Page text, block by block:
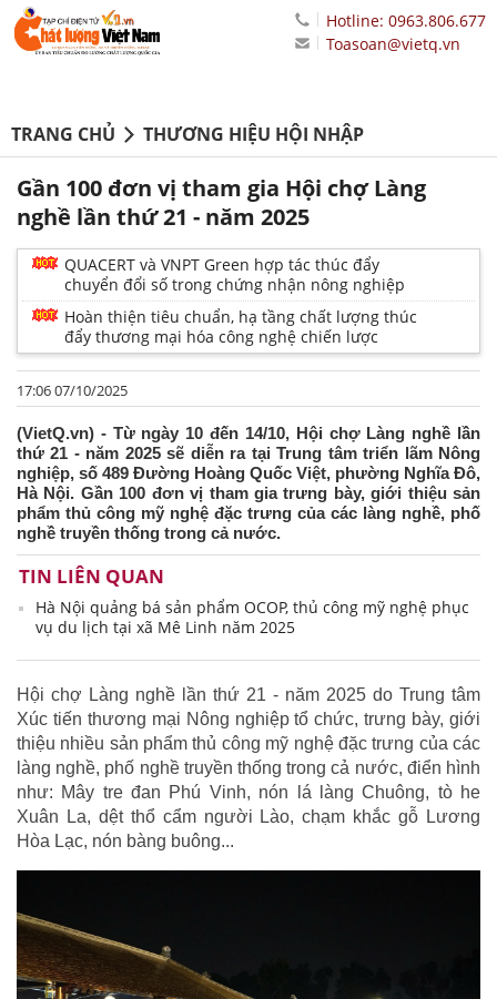
Hotline: 0963.806.677
Toasoan@vietq.vn
TRANG CHỦ THƯƠNG HIỆU HỘI NHẬP
Gần 100 đơn vị tham gia Hội chợ Làng
nghề lần thứ 21 - năm 2025
QUACERT và VNPT Green hợp tác thúc đẩy
chuyển đổi số trong chứng nhận nông nghiệp
Hoàn thiện tiêu chuẩn, hạ tầng chất lượng thúc
đẩy thương mại hóa công nghệ chiến lược
17:06 07/10/2025
(VietQ.vn) - Từ ngày 10 đến 14/10, Hội chợ Làng nghề lần
thứ 21 - năm 2025 sẽ diễn ra tại Trung tâm triển lãm Nông
nghiệp, số 489 Đường Hoàng Quốc Việt, phường Nghĩa Đô,
Hà Nội. Gần 100 đơn vị tham gia trưng bày, giới thiệu sản
phẩm thủ công mỹ nghệ đặc trưng của các làng nghề, phố
nghề truyền thống trong cả nước.
TIN LIÊN QUAN
Hà Nội quảng bá sản phẩm OCOP, thủ công mỹ nghệ phục
vụ du lịch tại xã Mê Linh năm 2025
Hội chợ Làng nghề lần thứ 21 - năm 2025 do Trung tâm
Xúc tiến thương mại Nông nghiệp tổ chức, trưng bày, giới
thiệu nhiều sản phẩm thủ công mỹ nghệ đặc trưng của các
làng nghề, phố nghề truyền thống trong cả nước, điển hình
như: Mây tre đan Phú Vinh, nón lá làng Chuông, tò he
Xuân La, dệt thổ cẩm người Lào, chạm khắc gỗ Lương
Hòa Lạc, nón bàng buông...